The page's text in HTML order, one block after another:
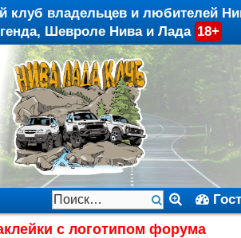
клуб владельцев и любителей
Шевроле Нива и Лада 18+
с логотипом форума